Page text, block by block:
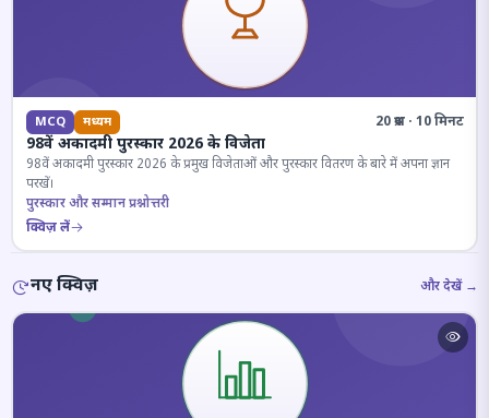
MCQ मध्यम 20 प्रश्न · 10 मिनट
98वें अकादमी पुरस्कार 2026 के विजेता
98वें अकादमी पुरस्कार 2026 के प्रमुख विजेताओं और पुरस्कार वितरण के बारे में अपना ज्ञान
परखें।
पुरस्कार और सम्मान प्रश्नोत्तरी
क्विज़ लें
नए क्विज़ और देखें →